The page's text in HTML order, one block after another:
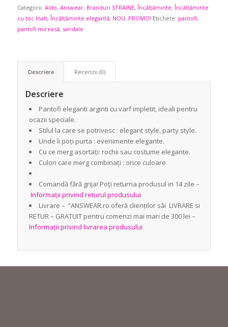
719,90 lei.
Categorii: Aldo, Answear, Branduri STRAINE,Încălțăminte,Încălțăminte
cu toc înalt,Încălțăminte elegantă, NOU, PROMO! Etichete: pantofi,
pantofi mireasă, sandale
Descriere Recenzii (0)
Descriere
Pantofi eleganti arginti cu varf impletit, ideali pentru
ocazii speciale.
Stilul la care se potrivesc : elegant style, party style.
Unde îi poți purta : evenimente elegante.
Cu ce merg asortați: rochii sau costume elegante.
Culori care merg combinați : orice culoare
Comandă fără grija! Poți returna produsul in 14 zile –
Informații privind returul produsului
Livrare – “ANSWEAR.ro oferă clienților săi LIVRARE si
RETUR – GRATUIT pentru comenzi mai mari de 300 lei –
Informații privind livrarea produsului